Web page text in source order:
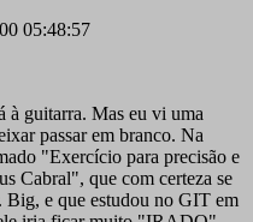
05:48:57
à guitarra. Mas eu vi uma
passar em branco. Na
"Exercício para precisão e
Cabral", que com certeza se
e que estudou no GIT em